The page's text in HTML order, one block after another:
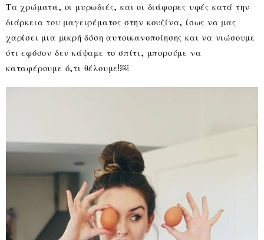
Τα χρώματα, οι μυρωδιές, και οι διάφορες υφές κατά την
διάρκεια του μαγειρέματος στην κουζίνα, ίσως να μας
χαρίσει μια μικρή δόση αυτοικανοποίησης και να νιώσουμε
ότι εφόσον δεν κάψαμε το σπίτι, μπορούμε να
καταφέρουμε ό,τι θέλουμε!￼